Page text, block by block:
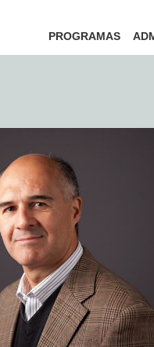
PROGRAMAS